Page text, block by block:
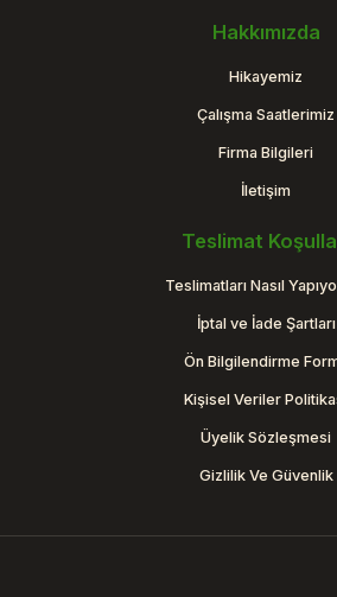
Hakkımızda
Hikayemiz
Çalışma Saatlerimiz
Firma Bilgileri
İletişim
Teslimat
Teslimatları Nasıl
İptal ve İade Şartları
Ön Bilgilendirme
Kişisel Veriler
Üyelik Sözleşmesi
Gizlilik Ve Güvenlik